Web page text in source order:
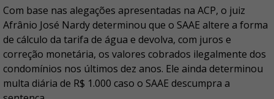
Com base nas alegações apresentadas na ACP, o juiz
Afrânio José Nardy determinou que o SAAE altere a forma
de cálculo da tarifa de água e devolva, com juros e
correção monetária, os valores cobrados ilegalmente dos
condomínios nos últimos dez anos. Ele ainda determinou
multa diária de R$ 1.000 caso o SAAE descumpra a